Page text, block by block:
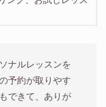
ナルレッスンを
予約が取りやす
できて、ありが